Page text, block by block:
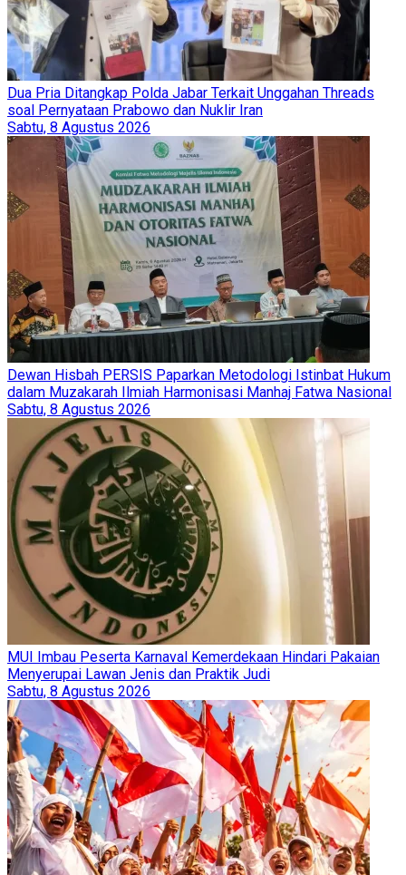
Dua Pria Ditangkap Polda Jabar Terkait Unggahan Threads
soal Pernyataan Prabowo dan Nuklir Iran
Sabtu, 8 Agustus 2026
Dewan Hisbah PERSIS Paparkan Metodologi Istinbat Hukum
dalam Muzakarah Ilmiah Harmonisasi Manhaj Fatwa Nasional
Sabtu, 8 Agustus 2026
MUI Imbau Peserta Karnaval Kemerdekaan Hindari Pakaian
Menyerupai Lawan Jenis dan Praktik Judi
Sabtu, 8 Agustus 2026